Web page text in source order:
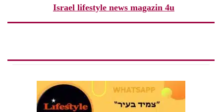
Israel lifestyle news magazin 4u